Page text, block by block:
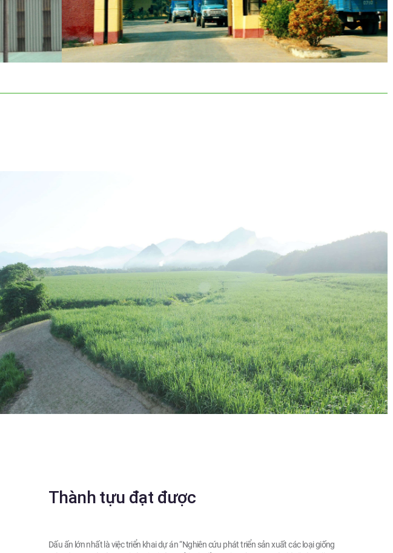
Thành tựu đạt được
Dấu ấn lớn nhất là việc triển khai dự án “Nghiên cứu phát triển sản xuất các loại giống